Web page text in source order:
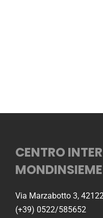
CENTRO
MONDINSIEME
Via Marzabotto 3,
(+39) 0522/585652